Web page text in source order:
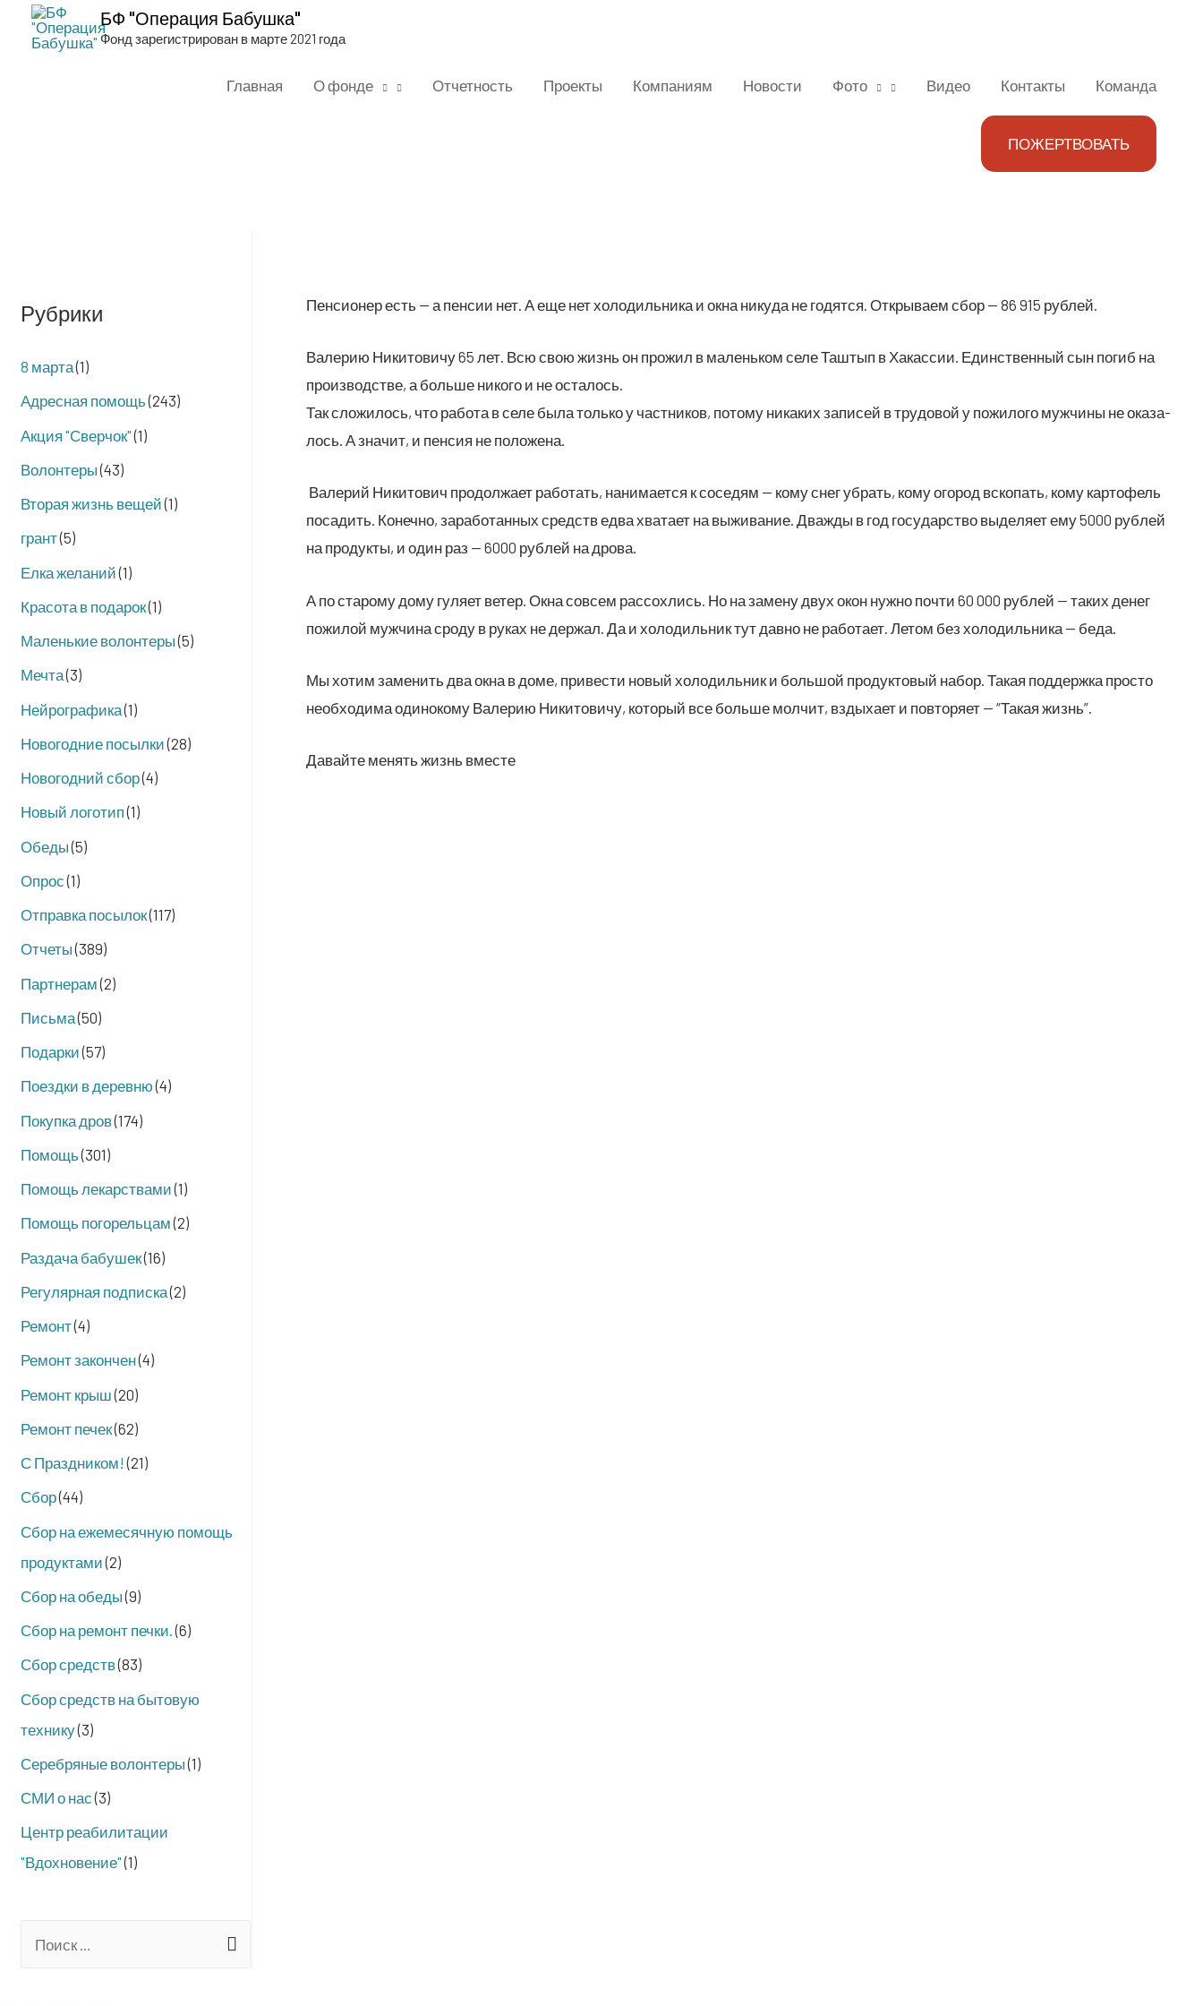
БФ "Операция Бабушка"
Фонд зарегистрирован в марте 2021 года
Главная О фонде Отчетность Проекты Компаниям Новости Фото Видео Контакты Команда
ПОЖЕРТВОВАТЬ
Рубрики
8 марта(1)
Адресная помощь(243)
Акция "Сверчок"(1)
Волонтеры(43)
Вторая жизнь вещей(1)
грант(5)
Елка желаний(1)
Красота в подарок(1)
Маленькие волонтеры(5)
Мечта(3)
Нейрографика(1)
Новогодние посылки(28)
Новогодний сбор(4)
Новый логотип(1)
Обеды(5)
Опрос(1)
Отправка посылок(117)
Отчеты(389)
Партнерам(2)
Письма(50)
Подарки(57)
Поездки в деревню(4)
Покупка дров(174)
Помощь(301)
Помощь лекарствами(1)
Помощь погорельцам(2)
Раздача бабушек(16)
Регулярная подписка(2)
Ремонт(4)
Ремонт закончен(4)
Ремонт крыш(20)
Ремонт печек(62)
С Праздником! (21)
Сбор(44)
Сбор на ежемесячную помощь
продуктами(2)
Сбор на обеды(9)
Сбор на ремонт печки.(6)
Сбор средств(83)
Сбор средств на бытовую
технику(3)
Серебряные волонтеры(1)
СМИ о нас(3)
Центр реабилитации
"Вдохновение"(1)
Пен­си­о­нер есть — а пен­сии нет. А еще нет холо­диль­ни­ка и окна нику­да не годят­ся. Откры­ва­ем сбор — 86 915 рублей.
Вале­рию Ники­то­ви­чу 65 лет. Всю свою жизнь он про­жил в малень­ком селе Таштып в Хакас­сии. Един­ствен­ный сын погиб на
про­из­вод­стве, а боль­ше нико­го и не осталось.
Так сло­жи­лось, что рабо­та в селе была толь­ко у част­ни­ков, пото­му ника­ких запи­сей в тру­до­вой у пожи­ло­го муж­чи­ны не ока­за­
лось. А зна­чит, и пен­сия не положена.
Вале­рий Ники­то­вич про­дол­жа­ет рабо­тать, нани­ма­ет­ся к сосе­дям — кому снег убрать, кому ого­род вско­пать, кому кар­то­фель
поса­дить. Конеч­но, зара­бо­тан­ных средств едва хва­та­ет на выжи­ва­ние. Два­жды в год госу­дар­ство выде­ля­ет ему 5000 руб­лей
на про­дук­ты, и один раз — 6000 руб­лей на дрова.
А по ста­ро­му дому гуля­ет ветер. Окна совсем рас­сох­лись. Но на заме­ну двух окон нуж­но почти 60 000 руб­лей — таких денег
пожи­лой муж­чи­на сро­ду в руках не дер­жал. Да и холо­диль­ник тут дав­но не рабо­та­ет. Летом без холо­диль­ни­ка — беда.
Мы хотим заме­нить два окна в доме, при­ве­сти новый холо­диль­ник и боль­шой про­дук­то­вый набор. Такая под­держ­ка про­сто
необ­хо­ди­ма оди­но­ко­му Вале­рию Ники­то­ви­чу, кото­рый все боль­ше мол­чит, взды­ха­ет и повто­ря­ет — “Такая жизнь”.
Давай­те менять жизнь вместе